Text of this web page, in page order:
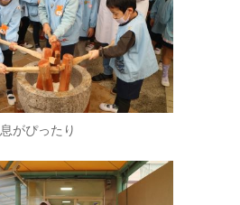
息がぴったり